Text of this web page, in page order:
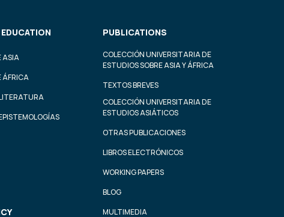
ASIA
ÁFRICA
PUBLICATIONS
COLECCIÓN UNIVERSITARIA DE
ESTUDIOS SOBRE ASIA Y ÁFRICA
TEXTOS BREVES
COLECCIÓN UNIVERSITARIA DE
ESTUDIOS ASIÁTICOS
OTRAS PUBLICACIONES
LIBROS ELECTRÓNICOS
WORKING PAPERS
BLOG
MULTIMEDIA